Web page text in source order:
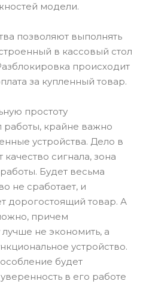
модели.
позволяют выполнять
в кассовый стол
происходит
за купленный товар.
простоту
работы, крайне важно
устройства. Дело в
качество сигнала, зона
Будет весьма
не сработает, и
дорогостоящий товар. А
причем
не экономить, а
устройство.
будет
в его работе